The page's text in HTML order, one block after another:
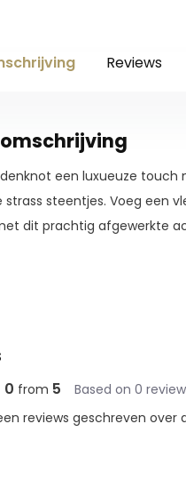
Reviews
een luxueuze
steentjes. Voeg een
dit prachtig afgewerkte
0 from 5
Based on 0
reviews geschreven over